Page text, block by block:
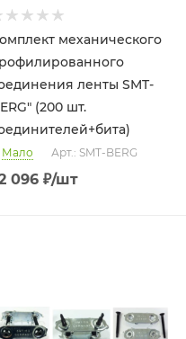
механического
ленты SMT-
(200 шт.
Мало Арт.: SMT-BERG
096₽/шт